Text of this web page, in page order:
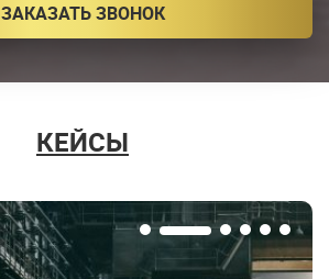
ЗАКАЗАТЬ ЗВОНОК
КЕЙСЫ